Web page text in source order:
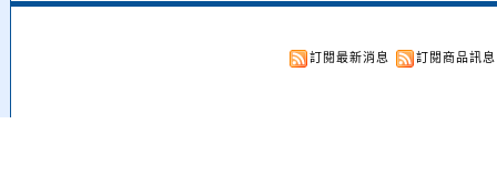
訂閱最新消息 訂閱商品訊息